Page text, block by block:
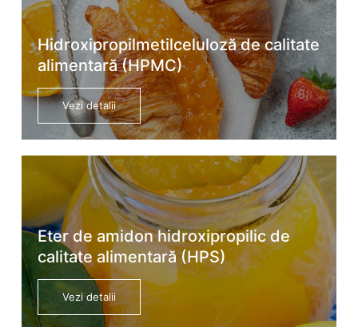
Hidroxipropilmetilceluloză de calitate
alimentară (HPMC)
Vezi detalii
Eter de amidon hidroxipropilic de
calitate alimentară (HPS)
Vezi detalii